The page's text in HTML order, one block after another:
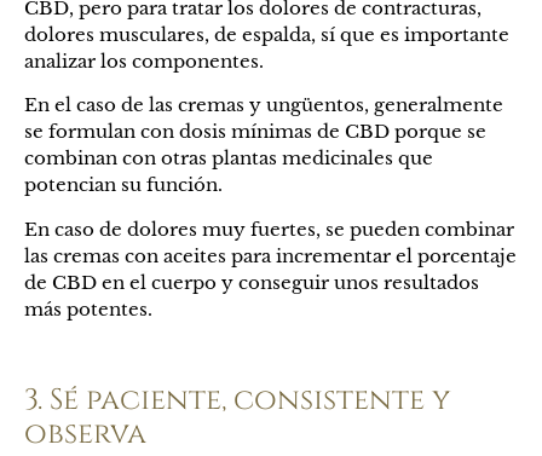
CBD, pero para tratar los dolores de contracturas,
dolores musculares, de espalda, sí que es importante
analizar los componentes.
En el caso de las cremas y ungüentos, generalmente
se formulan con dosis mínimas de CBD porque se
combinan con otras plantas medicinales que
potencian su función.
En caso de dolores muy fuertes, se pueden combinar
las cremas con aceites para incrementar el porcentaje
de CBD en el cuerpo y conseguir unos resultados
más potentes.
3. Sé paciente, consistente y
observa